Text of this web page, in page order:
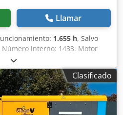
Llamar
1.655 h, Salvo
interno: 1433. Motor
El vehículo no ha sido
de entrega en todo el país
errores e intermediación. Con
como parte del pago.
leasing, incluso sin entrada.
encantados de
Clasificado